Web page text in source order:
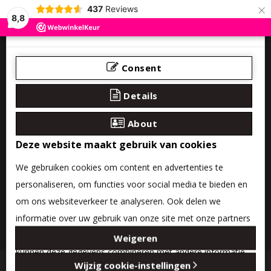
8,8
437 Reviews ×
0 product(en) - €0,00
Consent
Details
About
Deze website maakt gebruik van cookies
We gebruiken cookies om content en advertenties te
personaliseren, om functies voor social media te bieden en
om ons websiteverkeer te analyseren. Ook delen we
informatie over uw gebruik van onze site met onze partners
voor social media, adverteren en analyse. Deze partners
kunnen deze gegevens combineren met andere informatie
Weigeren
Wijzig cookie-instellingen